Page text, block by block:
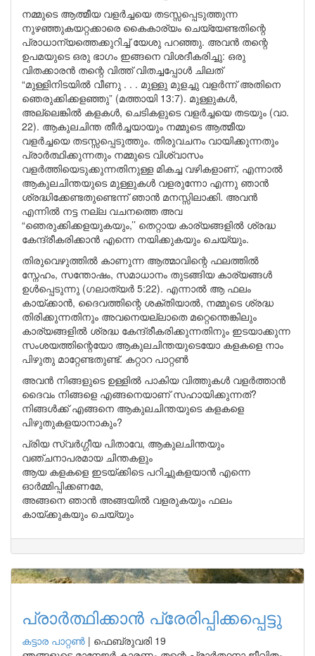
നമ്മുടെ ആത്മീയ വളർച്ചയെ തടസ്സപ്പെടുത്തുന്ന
നുഴഞ്ഞുകയറ്റക്കാരെ കൈകാര്യം ചെയ്യേണ്ടതിന്റെ
പ്രാധാന്യത്തെക്കുറിച്ച് യേശു പറഞ്ഞു. അവൻ തന്റെ
ഉപമയുടെ ഒരു ഭാഗം ഇങ്ങനെ വിശദീകരിച്ചു: ഒരു
വിതക്കാരൻ തന്റെ വിത്ത് വിതച്ചപ്പോൾ ചിലത്
“മുള്ളിനിടയിൽ വീണു . . . മുള്ളു മുളച്ചു വളർന്ന് അതിനെ
ഞെരുക്കിക്കളഞ്ഞു” (മത്തായി 13:7). മുള്ളുകൾ,
അല്ലെങ്കിൽ കളകൾ, ചെടികളുടെ വളർച്ചയെ തടയും (വാ.
22). ആകുലചിന്ത തീർച്ചയായും നമ്മുടെ ആത്മീയ
വളർച്ചയെ തടസ്സപ്പെടുത്തും. തിരുവചനം വായിക്കുന്നതും
പ്രാർത്ഥിക്കുന്നതും നമ്മുടെ വിശ്വാസം
വളർത്തിയെടുക്കുന്നതിനുള്ള മികച്ച വഴികളാണ്, എന്നാൽ
ആകുലചിന്തയുടെ മുള്ളുകൾ വളരുന്നോ എന്നു ഞാൻ
ശ്രദ്ധിക്കേണ്ടതുണ്ടെന്ന് ഞാൻ മനസ്സിലാക്കി. അവൻ
എന്നിൽ നട്ട നല്ല വചനത്തെ അവ
“ഞെരുക്കിക്കളയുകയും,’’ തെറ്റായ കാര്യങ്ങളിൽ ശ്രദ്ധ
കേന്ദ്രീകരിക്കാൻ എന്നെ നയിക്കുകയും ചെയ്യും.
തിരുവെഴുത്തിൽ കാണുന്ന ആത്മാവിന്റെ ഫലത്തിൽ
സ്നേഹം, സന്തോഷം, സമാധാനം തുടങ്ങിയ കാര്യങ്ങൾ
ഉൾപ്പെടുന്നു (ഗലാത്യർ 5:22). എന്നാൽ ആ ഫലം
കായ്ക്കാൻ, ദൈവത്തിന്റെ ശക്തിയാൽ, നമ്മുടെ ശ്രദ്ധ
തിരിക്കുന്നതിനും അവനെയല്ലാതെ മറ്റെന്തെങ്കിലും
കാര്യങ്ങളിൽ ശ്രദ്ധ കേന്ദ്രീകരിക്കുന്നതിനും ഇടയാക്കുന്ന
സംശയത്തിന്റെയോ ആകുലചിന്തയുടെയോ കളകളെ നാം
പിഴുതു മാറ്റേണ്ടതുണ്ട്. കറ്റാറ പാറ്റൺ
അവൻ നിങ്ങളുടെ ഉള്ളിൽ പാകിയ വിത്തുകൾ വളർത്താൻ
ദൈവം നിങ്ങളെ എങ്ങനെയാണ് സഹായിക്കുന്നത്?
നിങ്ങൾക്ക് എങ്ങനെ ആകുലചിന്തയുടെ കളകളെ
പിഴുതുകളയാനാകും?
പ്രിയ സ്വർഗ്ഗീയ പിതാവേ, ആകുലചിന്തയും
വഞ്ചനാപരമായ ചിന്തകളും
ആയ കളകളെ ഇടയ്ക്കിടെ പറിച്ചുകളയാൻ എന്നെ
ഓർമ്മിപ്പിക്കണമേ,
അങ്ങനെ ഞാൻ അങ്ങയിൽ വളരുകയും ഫലം
കായ്ക്കുകയും ചെയ്യും
പ്രാർത്ഥിക്കാൻ പ്രേരിപ്പിക്കപ്പെട്ടു
കട്ടാര പാറ്റൺ | ഫെബ്രുവരി 19